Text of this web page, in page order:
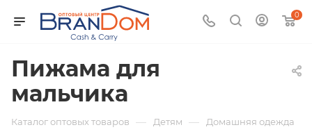
0
Пижама для
мальчика
Каталог оптовых товаров — Детям — Домашняя одежда